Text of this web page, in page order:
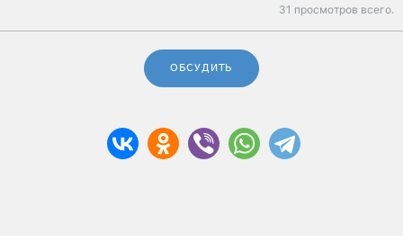
31 просмотров всего.
ОБСУДИТЬ